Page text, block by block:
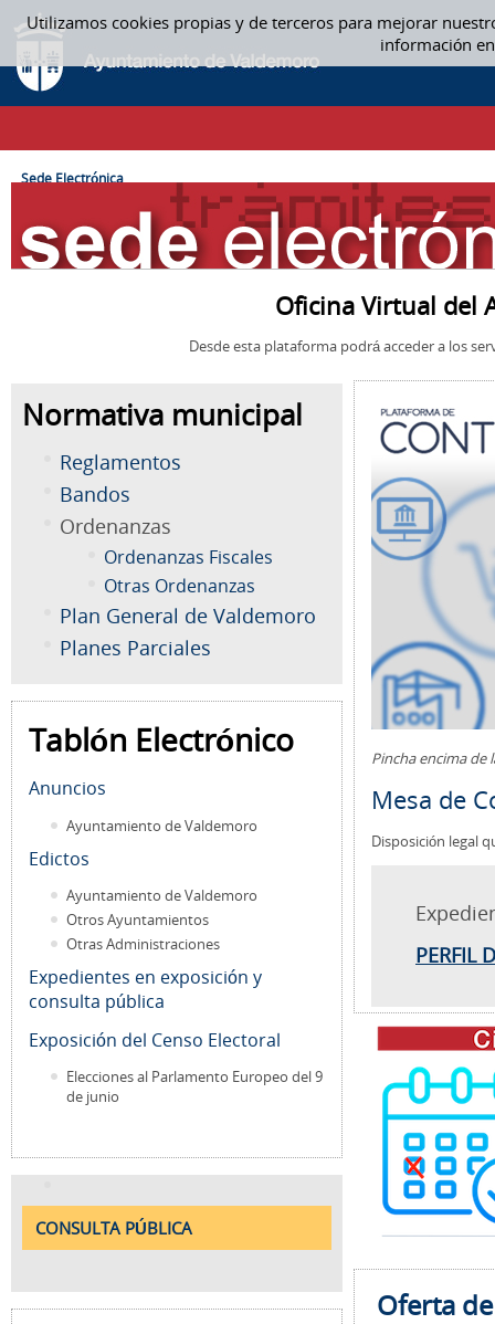
Utilizamos cookies propias y de terceros para mejorar
información
Saltar al contenido
SEDE ELECTRÓNICA
CAMINO DE MIGAS
Sede Electrónica
Oficina Virtual del
Desde esta plataforma podrá acceder a los
Normativa municipal
Reglamentos
Bandos
Ordenanzas
Ordenanzas Fiscales
Otras Ordenanzas
Plan General de Valdemoro
Planes Parciales
Tablón Electrónico
Anuncios
Ayuntamiento de Valdemoro
Edictos
Ayuntamiento de Valdemoro
Otros Ayuntamientos
Otras Administraciones
Expedientes en exposición y
consulta pública
Exposición del Censo Electoral
Elecciones al Parlamento Europeo del 9
de junio
CONSULTA PÚBLICA
Pincha encima de
Mesa de
Disposición legal
PERFIL
Oferta